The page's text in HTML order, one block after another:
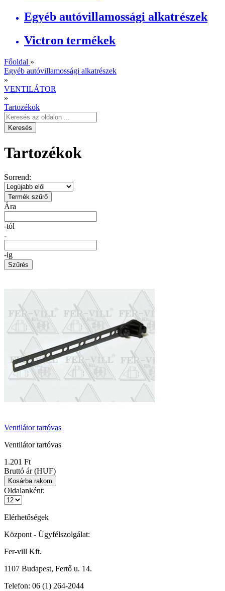
Egyéb autóvillamossági alkatrészek
Victron termékek
Főoldal »
Egyéb autóvillamossági alkatrészek
»
VENTILÁTOR
»
Tartozékok
Tartozékok
Sorrend:
Termék szűrő
Ára
-tól
-
-ig
Ventilátor tartóvas
Ventilátor tartóvas
1.201 Ft
Bruttó ár (HUF)
Oldalanként:
Elérhetőségek
Központ - Ügyfélszolgálat:
Fer-vill Kft.
1107 Budapest, Fertő u. 14.
Telefon: 06 (1) 264-2044